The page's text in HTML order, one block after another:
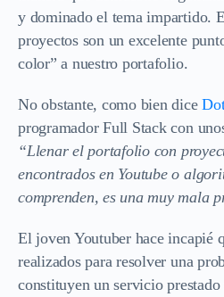
y dominado el tema impartido.
proyectos son un excelente
color” a nuestro portafolio.
No obstante, como bien dice
programador Full Stack con
“Llenar el portafolio con
encontrados en Youtube o
comprenden, es una muy mala
El joven Youtuber hace incapié
realizados para resolver una
constituyen un servicio prestado